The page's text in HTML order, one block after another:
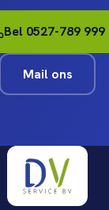
Bel 0527-789 999
Mail ons